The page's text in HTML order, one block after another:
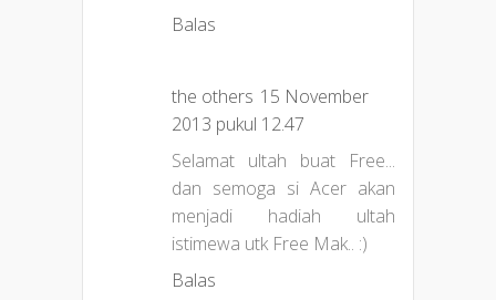
Balas
the others 15 November
2013 pukul 12.47
Selamat ultah buat Free...
dan semoga si Acer akan
menjadi hadiah ultah
istimewa utk Free Mak.. :)
Balas